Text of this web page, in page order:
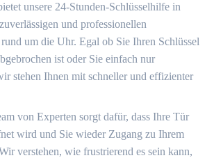
unsere 24-Stunden-Schlüsselhilfe in
und professionellen
um die Uhr.​ Egal ob Sie Ihren Schlüssel
ist oder Sie einfach nur
stehen Ihnen mit schneller und effizienter
von Experten sorgt dafür, dass Ihre Tür
wird und Sie wieder Zugang zu Ihrem
verstehen, wie frustrierend es sein kann,